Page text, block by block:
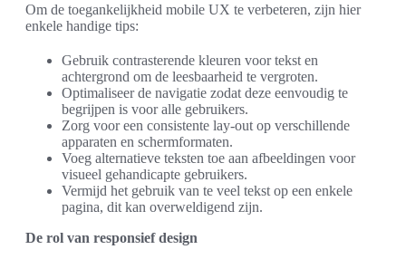
Om de toegankelijkheid mobile UX te verbeteren, zijn hier
enkele handige tips:
Gebruik contrasterende kleuren voor tekst en
achtergrond om de leesbaarheid te vergroten.
Optimaliseer de navigatie zodat deze eenvoudig te
begrijpen is voor alle gebruikers.
Zorg voor een consistente lay-out op verschillende
apparaten en schermformaten.
Voeg alternatieve teksten toe aan afbeeldingen voor
visueel gehandicapte gebruikers.
Vermijd het gebruik van te veel tekst op een enkele
pagina, dit kan overweldigend zijn.
De rol van responsief design